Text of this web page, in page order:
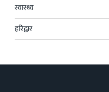
स्वास्थ्य
हरिद्वार